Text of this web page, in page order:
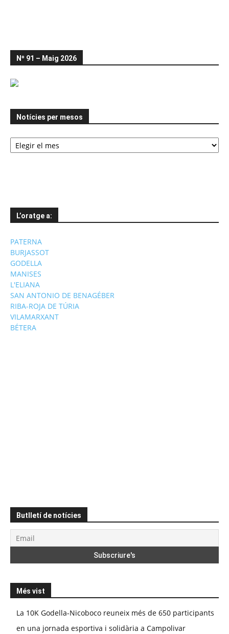
Nº 91 – Maig 2026
Notícies per mesos
Notícies
per
L’oratge a:
PATERNA
BURJASSOT
GODELLA
MANISES
L'ELIANA
SAN ANTONIO DE BENAGÉBER
RIBA-ROJA DE TÚRIA
VILAMARXANT
BÉTERA
Butlletí de notícies
Més vist
La 10K Godella-Nicoboco reuneix més de 650 participants
en una jornada esportiva i solidària a Campolivar